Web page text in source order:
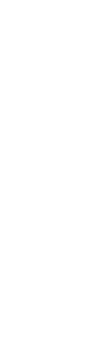
tarihinde.
tarihinde.